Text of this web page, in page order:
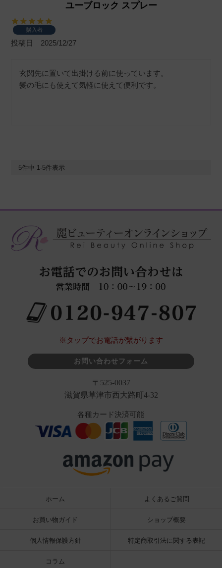
ユーブロック スプレー
購入者
投稿日 2025/12/27
玄関先に置いて出掛ける前に使っています。
髪の毛にも使えて気軽に使えて便利です。
5件中 1-5件表示
※タップでお電話が繋がります
お問い合わせフォーム
〒525-0037
滋賀県草津市西大路町4-32
各種カード決済可能
ホーム よくあるご質問
お買い物ガイド ショップ概要
個人情報保護方針 特定商取引法に関する表記
コラム